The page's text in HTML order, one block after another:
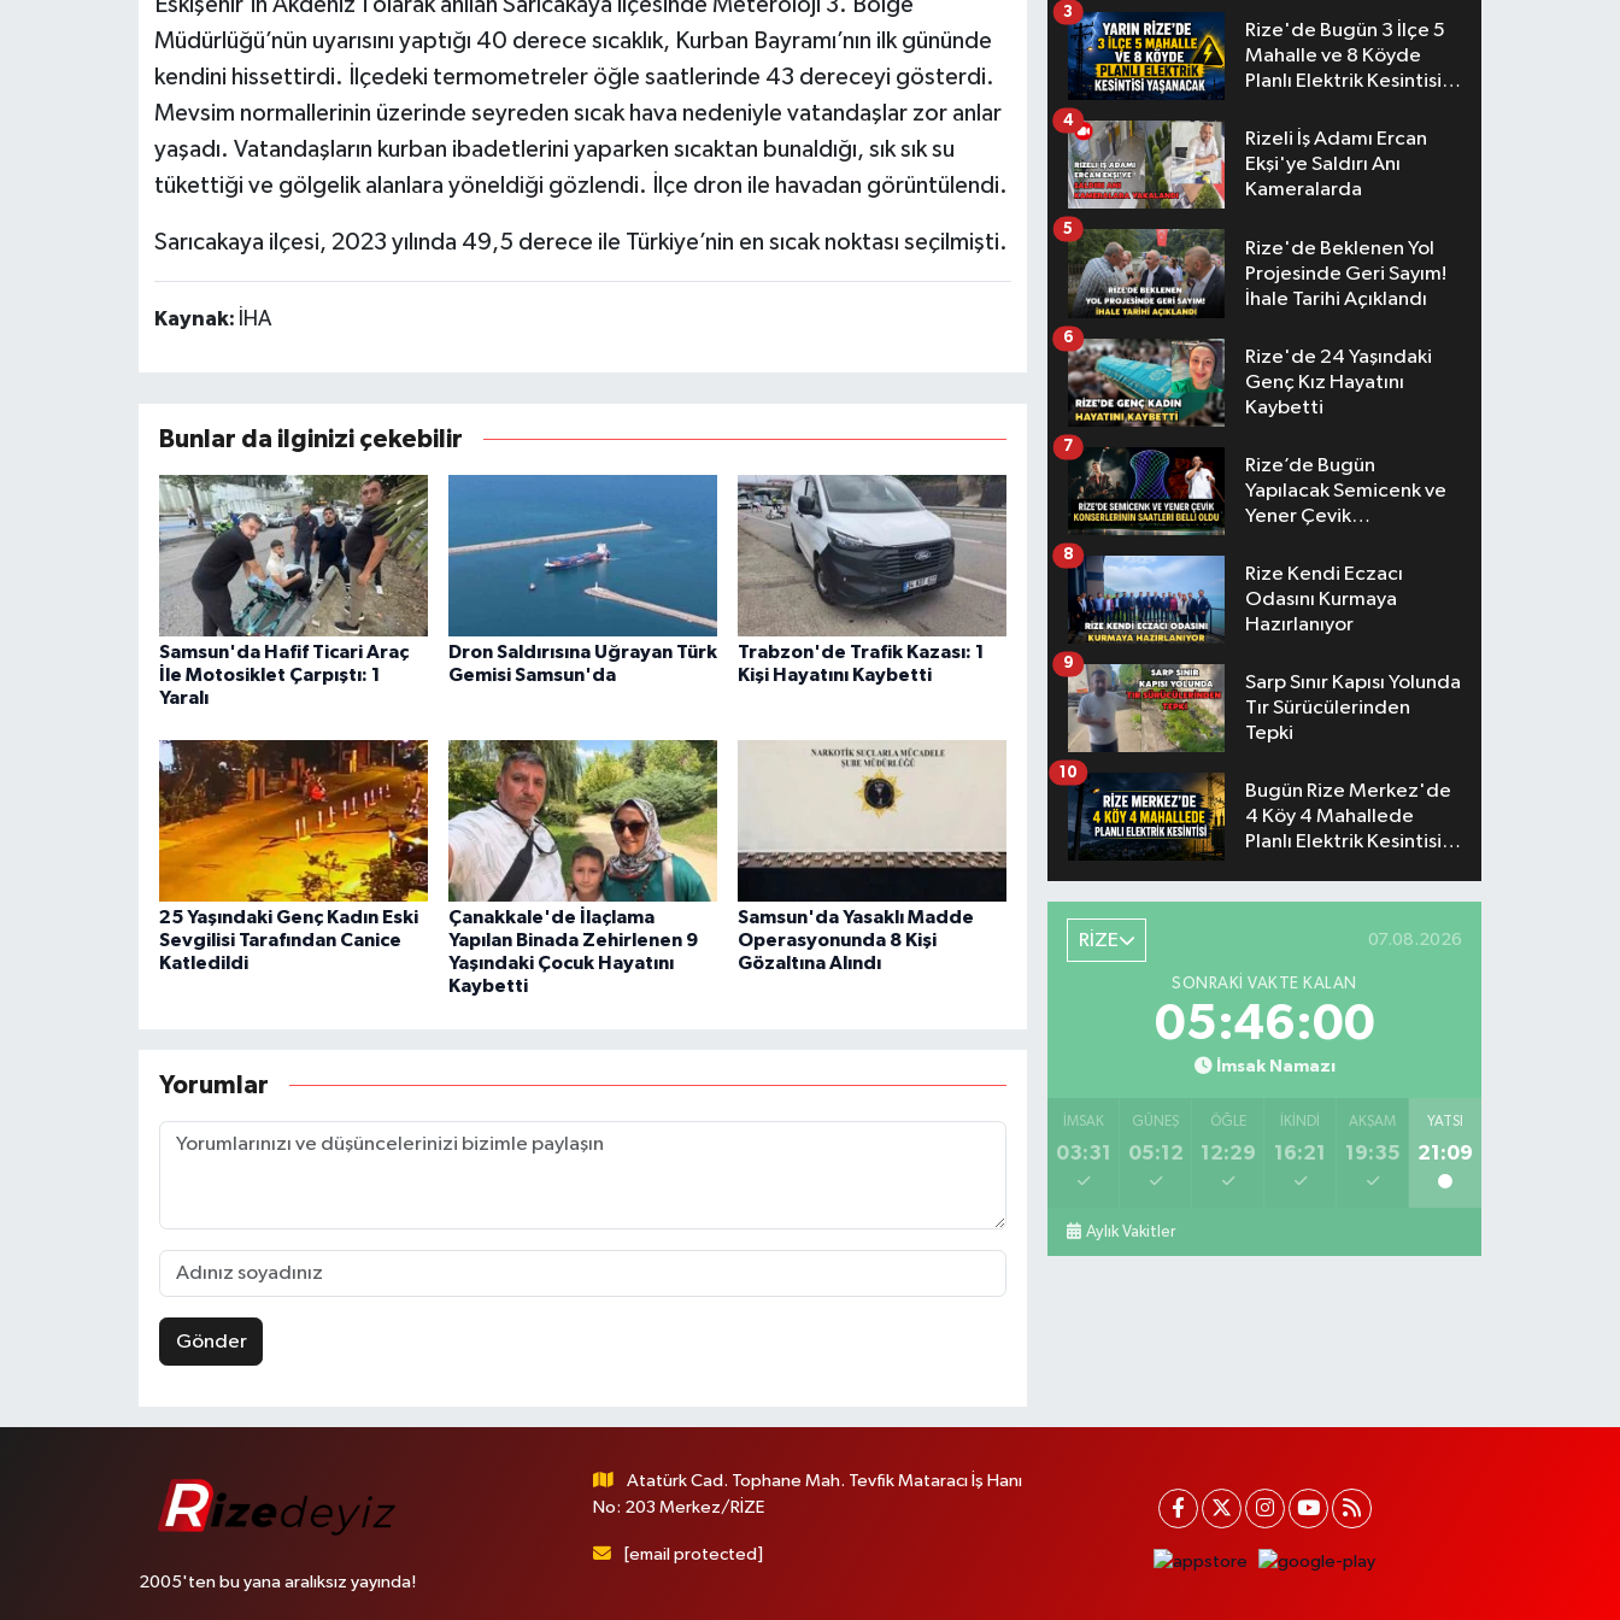
Eskişehir’in Akdeniz’i olarak anılan Sarıcakaya ilçesinde Meteroloji 3. Bölge
Müdürlüğü’nün uyarısını yaptığı 40 derece sıcaklık, Kurban Bayramı’nın ilk gününde
kendini hissettirdi. İlçedeki termometreler öğle saatlerinde 43 dereceyi gösterdi.
Mevsim normallerinin üzerinde seyreden sıcak hava nedeniyle vatandaşlar zor anlar
yaşadı. Vatandaşların kurban ibadetlerini yaparken sıcaktan bunaldığı, sık sık su
tükettiği ve gölgelik alanlara yöneldiği gözlendi. İlçe dron ile havadan görüntülendi.
Sarıcakaya ilçesi, 2023 yılında 49,5 derece ile Türkiye’nin en sıcak noktası seçilmişti.
Kaynak: İHA
Bunlar da ilginizi çekebilir
Samsun'da Hafif Ticari Araç
İle Motosiklet Çarpıştı: 1
Yaralı
Dron Saldırısına Uğrayan Türk
Gemisi Samsun'da
Trabzon'de Trafik Kazası: 1
Kişi Hayatını Kaybetti
25 Yaşındaki Genç Kadın Eski
Sevgilisi Tarafından Canice
Katledildi
Çanakkale'de İlaçlama
Yapılan Binada Zehirlenen 9
Yaşındaki Çocuk Hayatını
Kaybetti
Samsun'da Yasaklı Madde
Operasyonunda 8 Kişi
Gözaltına Alındı
Yorumlar
Gönder
Rize'de Bugün 3 İlçe 5
Mahalle ve 8 Köyde
Planlı Elektrik Kesintisi
3
Rizeli İş Adamı Ercan
Ekşi'ye Saldırı Anı
Kameralarda
4
Rize'de Beklenen Yol
Projesinde Geri Sayım!
İhale Tarihi Açıklandı
5
Rize'de 24 Yaşındaki
Genç Kız Hayatını
Kaybetti
6
Rize’de Bugün
Yapılacak Semicenk ve
Yener Çevik
Belli Oldu
7
Rize Kendi Eczacı
Odasını Kurmaya
Hazırlanıyor
8
Sarp Sınır Kapısı Yolunda
Tır Sürücülerinden
Tepki
9
Bugün Rize Merkez'de
4 Köy 4 Mahallede
Planlı Elektrik Kesintisi
10
RİZE 07.08.2026
SONRAKI VAKTE KALAN
05:46:00
İmsak Namazı
İMSAK
03:31
GÜNEŞ
05:12
ÖĞLE
12:29
İKINDI
16:21
AKŞAM
19:35
YATSI
21:09
Aylık Vakitler
2005'ten bu yana aralıksız yayında!
Atatürk Cad. Tophane Mah. Tevfik Mataracı İş Hanı
No: 203 Merkez/RİZE
[email protected]